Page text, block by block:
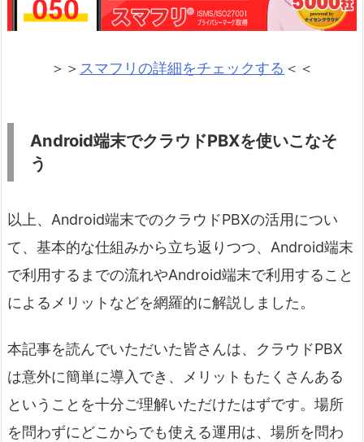
＞＞ スマフリの詳細をチェックする ＜＜
Android端末でクラウドPBXを使いこなそ
う
以上、Android端末でのクラウドPBXの活用につい
て、基本的な仕組みから立ち返りつつ、Android端末
で利用するまでの流れやAndroid端末で利用すること
によるメリットなどを網羅的に解説しました。
本記事を読んでいただいた皆さんは、クラウドPBX
は意外に簡単に導入でき、メリットもたくさんある
ということを十分ご理解いただけたはずです。場所
を問わずにどこからでも使える運用は、場所を問わ